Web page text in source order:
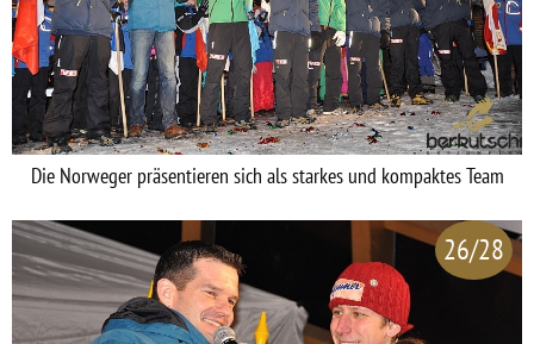
Die Norweger präsentieren sich als starkes und kompaktes Team
26/28